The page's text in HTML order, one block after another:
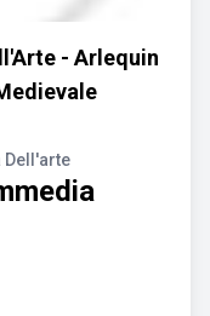
- Arlequin
Dell'arte